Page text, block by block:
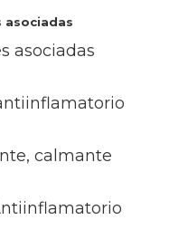
asociadas
asociadas
calmante